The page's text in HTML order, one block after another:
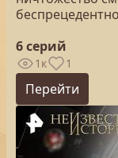
6 серий
1к 1
Перейти